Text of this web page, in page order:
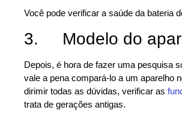
Você pode verificar a saúde da bateria
3. Modelo do
Depois, é hora de fazer uma pesquisa
vale a pena compará-lo a um aparelho
dirimir todas as dúvidas, verificar as
trata de gerações antigas.